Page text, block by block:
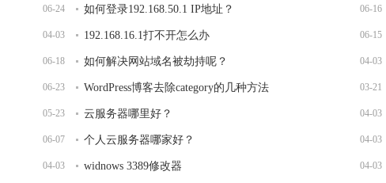
06-24 06-16
如何登录192.168.50.1 IP地址？
04-03 06-15
192.168.16.1打不开怎么办
06-18 04-03
如何解决网站域名被劫持呢？
06-23 03-21
WordPress博客去除category的几种方法
05-23 04-03
云服务器哪里好？
06-07 04-03
个人云服务器哪家好？
04-03 04-03
widnows 3389修改器